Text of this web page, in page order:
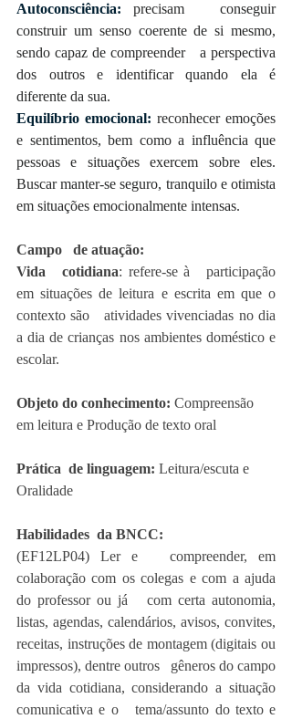
Autoconsciência: precisam   conseguir
construir um senso coerente de si mesmo,
sendo capaz de compreender   a perspectiva
dos outros e identificar quando ela é
diferente da sua.
Equilíbrio emocional: reconhecer emoções
e sentimentos, bem como a influência que
pessoas e situações exercem sobre eles.
Buscar manter-se seguro, tranquilo e otimista
em situações emocionalmente intensas.
Campo   de atuação:
Vida   cotidiana: refere-se à   participação
em situações de leitura e escrita em que o
contexto são   atividades vivenciadas no dia
a dia de crianças nos ambientes doméstico e
escolar.
Objeto do conhecimento: Compreensão
em leitura e Produção de texto oral
Prática  de linguagem: Leitura/escuta e
Oralidade
Habilidades  da BNCC:
(EF12LP04) Ler e   compreender, em
colaboração com os colegas e com a ajuda
do professor ou já   com certa autonomia,
listas, agendas, calendários, avisos, convites,
receitas, instruções de montagem (digitais ou
impressos), dentre outros   gêneros do campo
da vida cotidiana, considerando a situação
comunicativa e o   tema/assunto do texto e